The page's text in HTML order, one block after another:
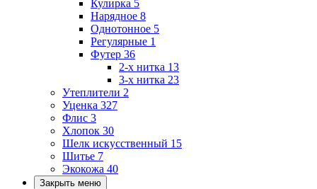
Кулирка 5
Нарядное 8
Однотонное 5
Регулярные 1
Футер 36
2-х нитка 13
3-х нитка 23
Утеплители 2
Уценка 327
Флис 3
Хлопок 30
Шелк искусственный 15
Шитье 7
Экокожа 40
Закрыть меню